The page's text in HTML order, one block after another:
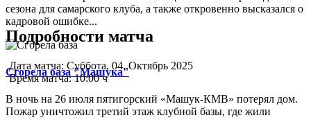
сезона для самарского клуба, а также откровенно высказался о
кадровой ошибке...
Сгорела база "Машука"
В ночь на 26 июля пятигорский «Машук-КМВ» потерял дом.
Пожар уничтожил третий этаж клубной базы, где жили
Подробности матча
Дата матча: Суббота, 04. Октябрь 2025
Время матча: 10:00 ч